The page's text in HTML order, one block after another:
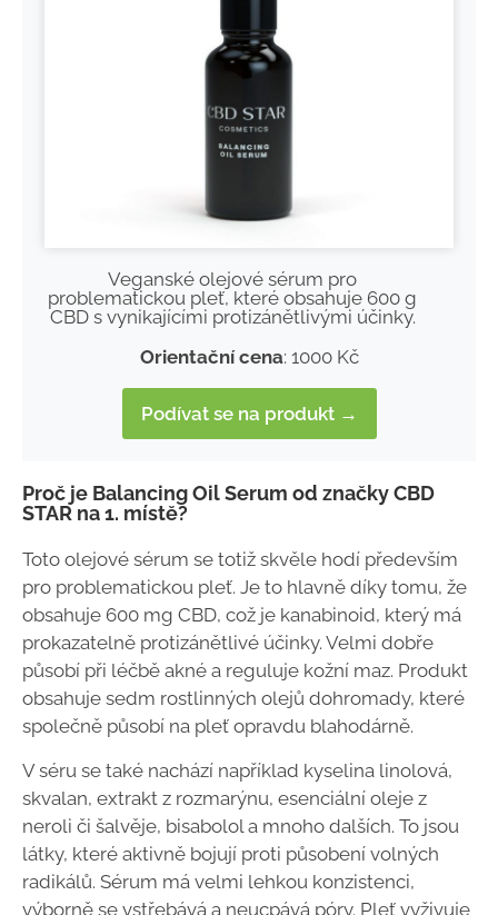
Veganské olejové sérum pro
problematickou pleť, které obsahuje 600 g
CBD s vynikajícími protizánětlivými účinky.
Orientační cena: 1000 Kč
Podívat se na produkt →
Proč je Balancing Oil Serum od značky CBD
STAR na 1. místě?
Toto olejové sérum se totiž skvěle hodí především
pro problematickou pleť. Je to hlavně díky tomu, že
obsahuje 600 mg CBD, což je kanabinoid, který má
prokazatelně protizánětlivé účinky. Velmi dobře
působí při léčbě akné a reguluje kožní maz. Produkt
obsahuje sedm rostlinných olejů dohromady, které
společně působí na pleť opravdu blahodárně.
V séru se také nachází například kyselina linolová,
skvalan, extrakt z rozmarýnu, esenciální oleje z
neroli či šalvěje, bisabolol a mnoho dalších. To jsou
látky, které aktivně bojují proti působení volných
radikálů. Sérum má velmi lehkou konzistenci,
výborně se vstřebává a neucpává póry. Pleť vyživuje